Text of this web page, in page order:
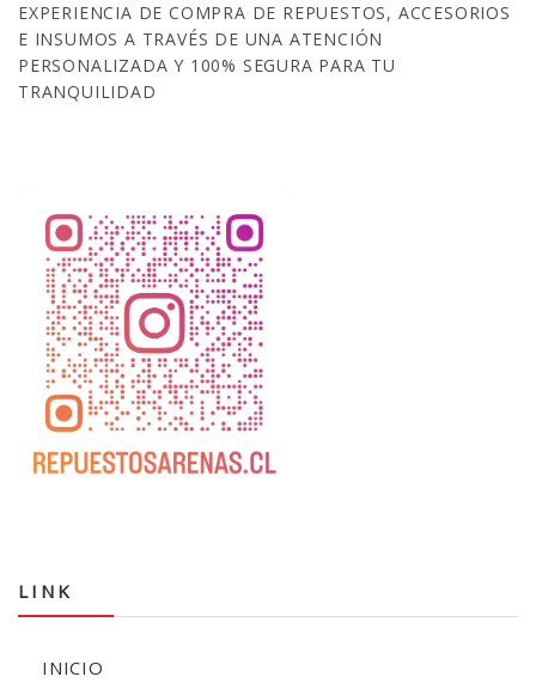
EXPERIENCIA DE COMPRA DE REPUESTOS, ACCESORIOS
E INSUMOS A TRAVÉS DE UNA ATENCIÓN
PERSONALIZADA Y 100% SEGURA PARA TU
TRANQUILIDAD
LINK
INICIO